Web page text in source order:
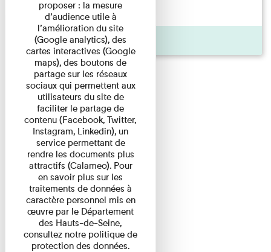
l’auteur accompagné de ...
Pages
proposer : la mesure
d’audience utile à
l’amélioration du site
(Google analytics), des
cartes interactives (Google
maps), des boutons de
partage sur les réseaux
sociaux qui permettent aux
utilisateurs du site de
faciliter le partage de
contenu (Facebook, Twitter,
Instagram, Linkedin), un
service permettant de
rendre les documents plus
attractifs (Calameo). Pour
en savoir plus sur les
traitements de données à
caractère personnel mis en
œuvre par le Département
des Hauts-de-Seine,
consultez notre politique de
protection des données.